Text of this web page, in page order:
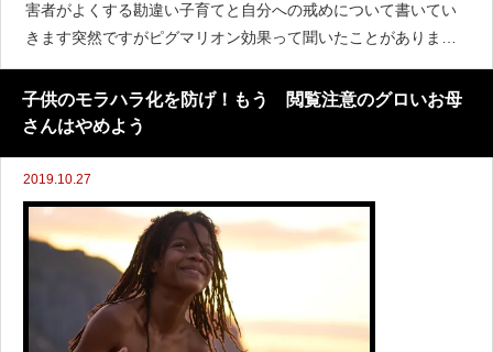
害者がよくする勘違い子育てと自分への戒めについて書いてい
きます突然ですがピグマリオン効果って聞いたことがあります
か？いやいやwひかないでください〜宗教には誘いませんwウィ
キペディアさんによ
子供のモラハラ化を防げ！もう 閲覧注意のグロいお母
さんはやめよう
2019.10.27